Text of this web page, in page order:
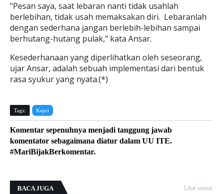
"Pesan saya, saat lebaran nanti tidak usahlah
berlebihan, tidak usah memaksakan diri. Lebaranlah
dengan sederhana jangan berlebih-lebihan sampai
berhutang-hutang pulak," kata Ansar.
Kesederhanaan yang diperlihatkan oleh seseorang,
ujar Ansar, adalah sebuah implementasi dari bentuk
rasa syukur yang nyata.(*)
Tags: Kepri
Komentar sepenuhnya menjadi tanggung jawab
komentator sebagaimana diatur dalam UU ITE.
#MariBijakBerkomentar.
BACA JUGA Lihat semua